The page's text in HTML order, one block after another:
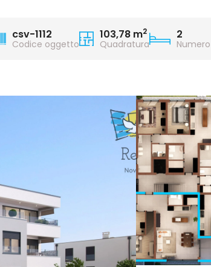
csv-1112
Codice oggetto
103,78 m2
Quadratura
2